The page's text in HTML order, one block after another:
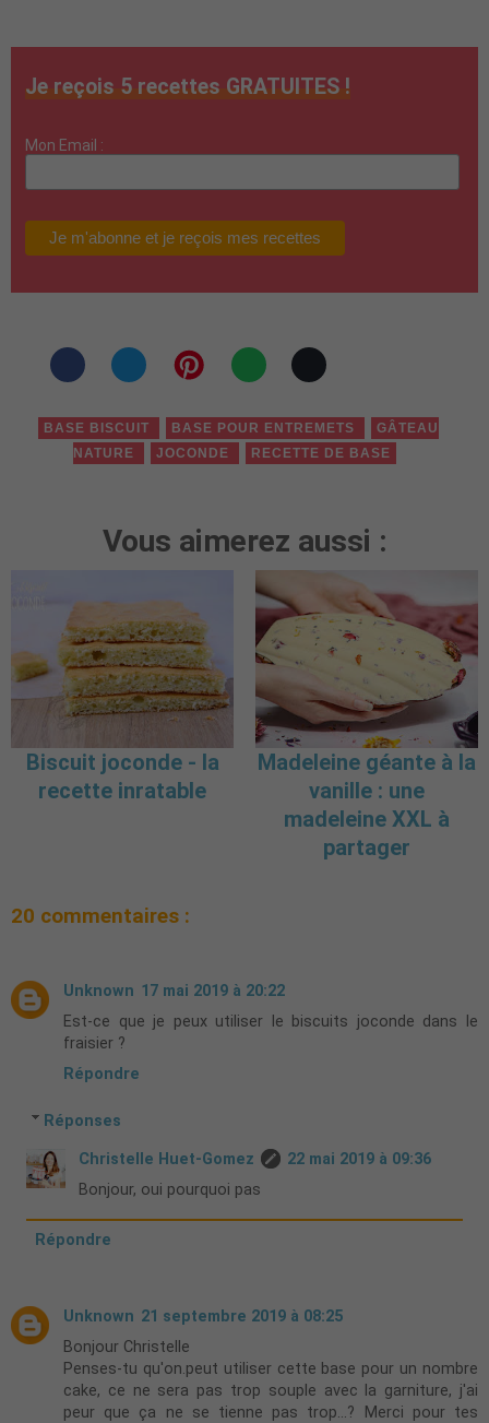
Je reçois 5 recettes GRATUITES !
Mon Email :
BASE BISCUIT BASE POUR ENTREMETS
GÂTEAU
NATURE
JOCONDE RECETTE DE BASE
Vous aimerez aussi :
Biscuit joconde - la
recette inratable
Madeleine géante à la
vanille : une
madeleine XXL à
partager
20 commentaires :
Unknown 17 mai 2019 à 20:22
Est-ce que je peux utiliser le biscuits joconde dans le
fraisier ?
Répondre
Réponses
Christelle Huet-Gomez
22 mai 2019 à 09:36
Bonjour, oui pourquoi pas
Répondre
Unknown 21 septembre 2019 à 08:25
Bonjour Christelle
Penses-tu qu'on.peut utiliser cette base pour un nombre
cake, ce ne sera pas trop souple avec la garniture, j'ai
peur que ça ne se tienne pas trop...? Merci pour tes